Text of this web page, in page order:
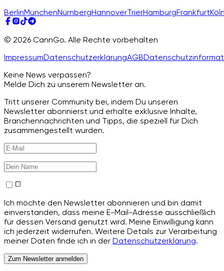
BerlinMünchenNürnbergHannoverTrierHamburgFrankfurt
© 2026 CannGo. Alle Rechte vorbehalten
ImpressumDatenschutzerklärungAGB
Keine News verpassen?
Melde Dich zu unserem Newsletter an.
Tritt unserer Community bei, indem Du unseren
Newsletter abonnierst und erhalte exklusive Inhalte,
Branchennachrichten und Tipps, die speziell für Dich
zusammengestellt wurden.
Ich möchte den Newsletter abonnieren und bin damit
einverstanden, dass meine E-Mail-Adresse ausschließlich
für dessen Versand genutzt wird. Meine Einwilligung kann
ich jederzeit widerrufen. Weitere Details zur Verarbeitung
meiner Daten finde ich in der Datenschutzerklärung.
Zum Newsletter anmelden